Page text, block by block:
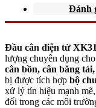
Đánh
Đầu cân điện tử
lượng chuyên dụng
cân bồn, cân băng
bị được tích hợp bộ
xử lý tín hiệu mạnh
đối trong các môi